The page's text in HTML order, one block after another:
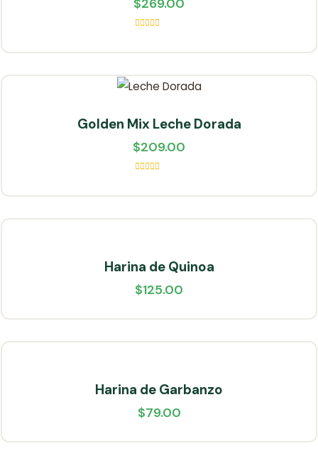
$269.00
5
Golden Mix Leche Dorada
$209.00
5
Harina de Quinoa
$125.00
Harina de Garbanzo
$79.00